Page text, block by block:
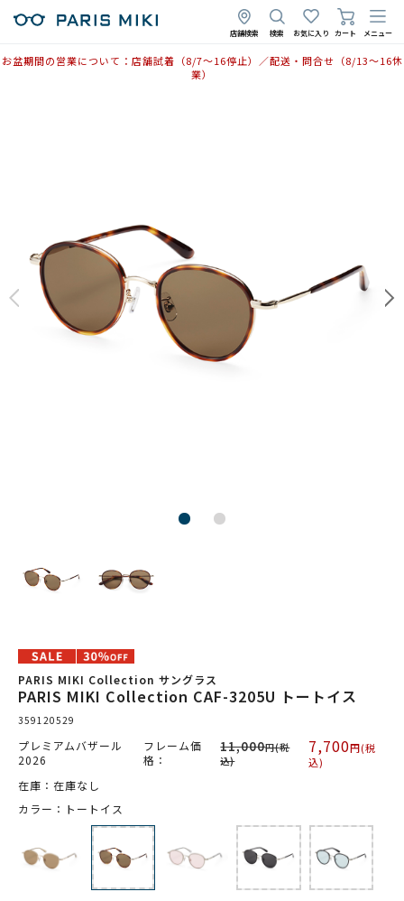
店舗検索 検索 お気に入り カート メニュー
お盆期間の営業について：店舗試着（8/7〜16停止）／配送・問合せ（8/13〜16休
業）
PARIS MIKI Collection サングラス
PARIS MIKI Collection CAF-3205U トートイス
359120529
プレミアムバザール
2026
フレーム価
格：
11,000円(税
込)
7,700円(税
込)
在庫：在庫なし
カラー：トートイス
2025年7月25日